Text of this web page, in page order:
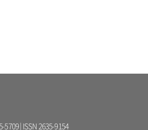
5709 | ISSN 2635-9154